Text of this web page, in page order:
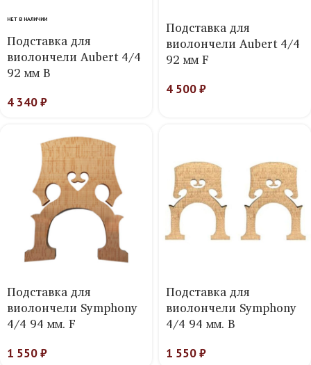
НЕТ В НАЛИЧИИ
Подставка для
виолончели Aubert 4/4
92 мм B
4 340₽
Подставка для
виолончели Aubert 4/4
92 мм F
4 500₽
Подставка для
виолончели Symphony
4/4 94 мм. F
1 550₽
Подставка для
виолончели Symphony
4/4 94 мм. B
1 550₽